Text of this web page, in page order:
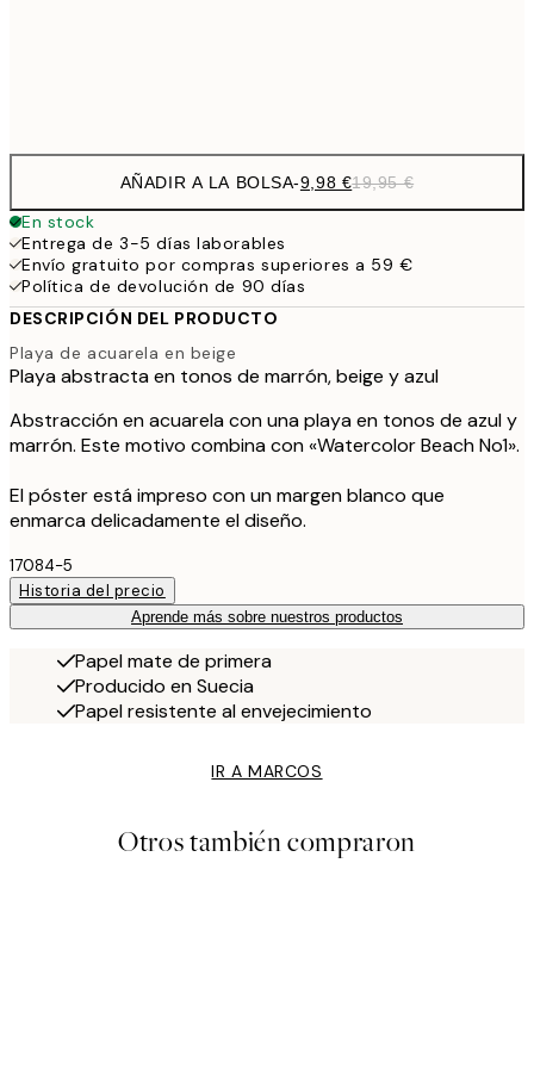
AÑADIR A LA BOLSA-9,98 €19,95 €
En stock
Entrega de 3-5 días laborables
Envío gratuito por compras superiores a 59 €
Política de devolución de 90 días
DESCRIPCIÓN DEL PRODUCTO
Playa de acuarela en beige
Playa abstracta en tonos de marrón, beige y azul
Abstracción en acuarela con una playa en tonos de azul y
marrón. Este motivo combina con «Watercolor Beach No1».
El póster está impreso con un margen blanco que
enmarca delicadamente el diseño.
17084-5
Historia del precio
Aprende más sobre nuestros productos
Papel mate de primera
Producido en Suecia
Papel resistente al envejecimiento
IR A MARCOS
Otros también compraron